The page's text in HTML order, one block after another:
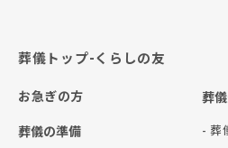
葬儀トップ-くらしの友
お急ぎの方
葬儀の準備
葬
- 葬